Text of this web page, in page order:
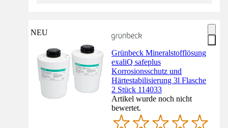
NEU
Grünbeck Mineralstofflösung
exaliQ safeplus
Korrosionsschutz und
Härtestabilisierung 3l Flasche
2 Stück 114033
Artikel wurde noch nicht
bewertet.